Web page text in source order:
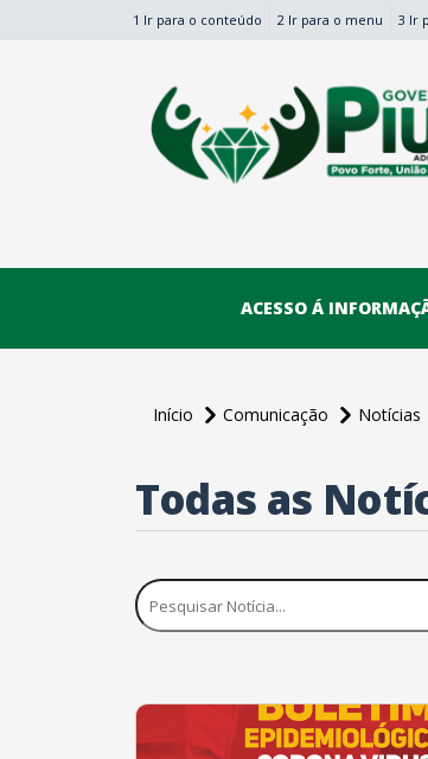
1 Ir para o conteúdo 2 Ir para o menu 3 Ir
ACESSO Á
Início Comunicação Notícias
Todas as